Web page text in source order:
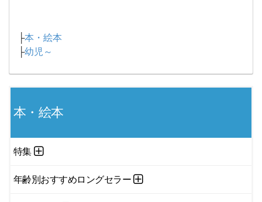
├本・絵本
├幼児～
本・絵本
特集
年齢別おすすめロングセラー